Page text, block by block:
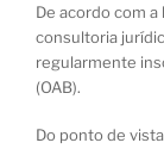
De acordo com
consultoria
regularmente
(OAB).
Do ponto de